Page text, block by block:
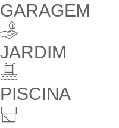
GARAGEM
JARDIM
PISCINA